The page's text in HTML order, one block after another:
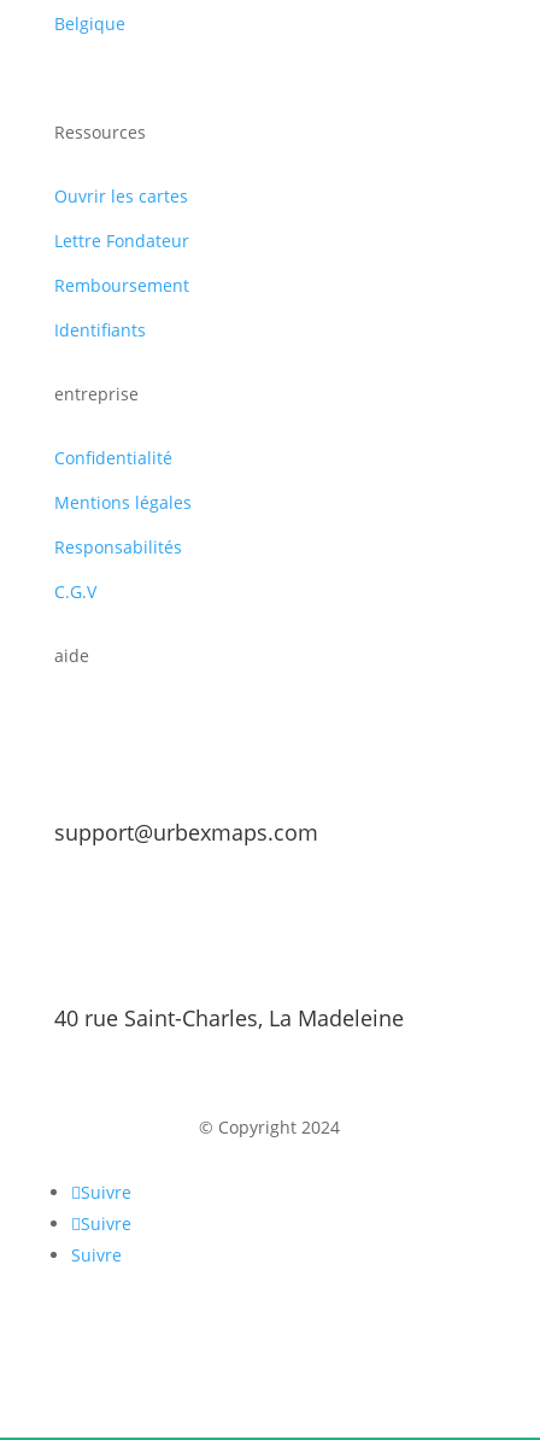
Belgique
Ressources
Ouvrir les cartes
Lettre Fondateur
Remboursement
Identifiants
entreprise
Confidentialité
Mentions légales
Responsabilités
C.G.V
aide
support@urbexmaps.com
40 rue Saint-Charles, La Madeleine
© Copyright 2024
Suivre
Suivre
Suivre